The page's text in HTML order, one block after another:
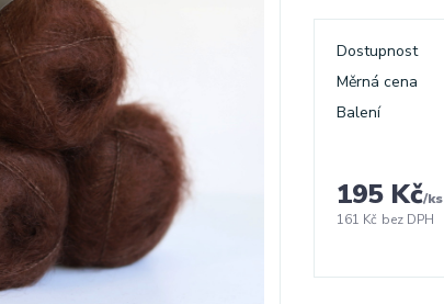
Dostupnost
Měrná cena
Balení
195 Kč/ks
161 Kč bez DPH